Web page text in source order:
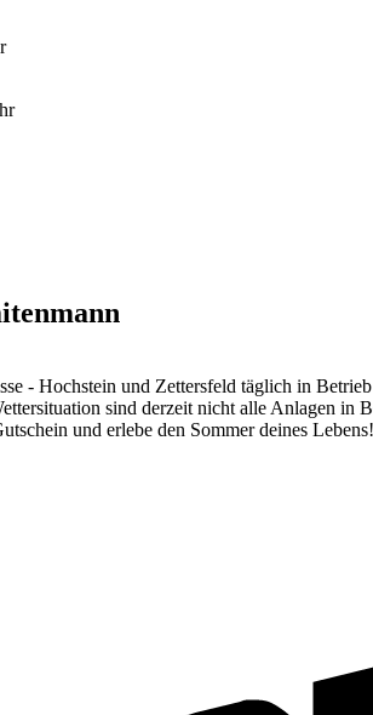
- Hochstein und Zettersfeld täglich in Betrieb
sind derzeit nicht alle Anlagen in
und erlebe den Sommer deines Lebens!